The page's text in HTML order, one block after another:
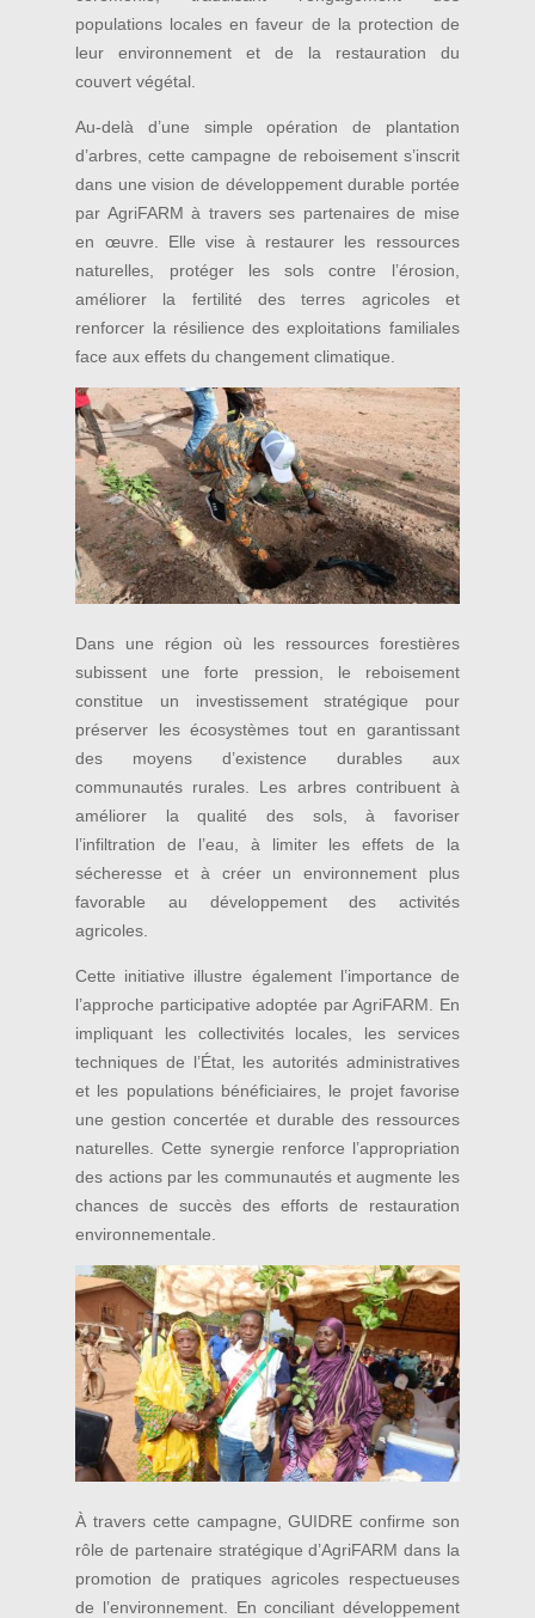
populations locales en faveur de la protection de
leur environnement et de la restauration du
couvert végétal.
Au-delà d’une simple opération de plantation
d’arbres, cette campagne de reboisement s’inscrit
dans une vision de développement durable portée
par AgriFARM à travers ses partenaires de mise
en œuvre. Elle vise à restaurer les ressources
naturelles, protéger les sols contre l’érosion,
améliorer la fertilité des terres agricoles et
renforcer la résilience des exploitations familiales
face aux effets du changement climatique.
Dans une région où les ressources forestières
subissent une forte pression, le reboisement
constitue un investissement stratégique pour
préserver les écosystèmes tout en garantissant
des moyens d’existence durables aux
communautés rurales. Les arbres contribuent à
améliorer la qualité des sols, à favoriser
l’infiltration de l’eau, à limiter les effets de la
sécheresse et à créer un environnement plus
favorable au développement des activités
agricoles.
Cette initiative illustre également l’importance de
l’approche participative adoptée par AgriFARM. En
impliquant les collectivités locales, les services
techniques de l’État, les autorités administratives
et les populations bénéficiaires, le projet favorise
une gestion concertée et durable des ressources
naturelles. Cette synergie renforce l’appropriation
des actions par les communautés et augmente les
chances de succès des efforts de restauration
environnementale.
À travers cette campagne, GUIDRE confirme son
rôle de partenaire stratégique d’AgriFARM dans la
promotion de pratiques agricoles respectueuses
de l’environnement. En conciliant développement